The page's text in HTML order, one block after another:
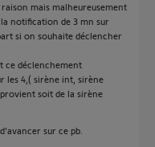
mais malheureusement
notification de 3 mn sur
si on souhaite déclencher
ce déclenchement
les 4,( sirène int, sirène
soit de la sirène
sur ce pb.